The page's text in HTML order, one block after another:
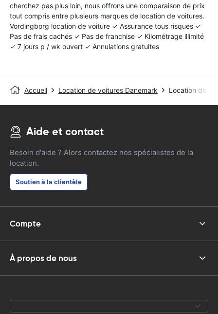
cherchez pas plus loin, nous offrons une comparaison de prix
tout compris entre plusieurs marques de location de voitures.
Vordingborg location de voiture ✓ Assurance tous risques ✓
Pas de frais cachés ✓ Pas de franchise ✓ Kilométrage illimité
✓ 7 jours p / wk ouvert ✓ Annulations gratuites
Accueil Location de voitures Danemark Location de
Aide et contact
Besoin d'aide ? Alors contactez nos spécialistes de la
location.
Soutien à la clientèle
Compte
À propos de nous